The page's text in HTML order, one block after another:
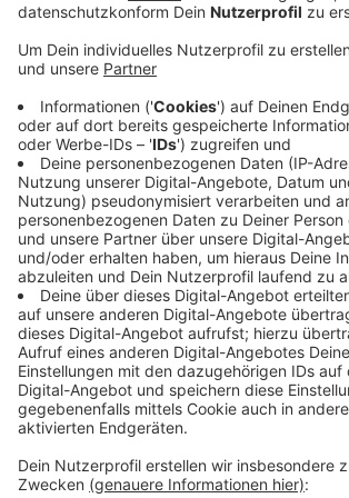
Anzeige
In einer Woche kommen noch mehr
Bis Ende des Jahres soll der Flughafen
Fernwärmenetz angeschlossen sein,
die Römerstraße bald zur Einbahnstraße.
Bauabschnitt beginnt somit an der
Collenbachstraße und endet an der
Kreuzung Hugo-Viehoff-Straße. Und
Baustelle kommt dazu: Auf der
zwischen den Haltestellen „An der
„Elsässer Straße". Durch die
sollen rund 10.000 Tonnen CO2 pro
werden.
Anzeige